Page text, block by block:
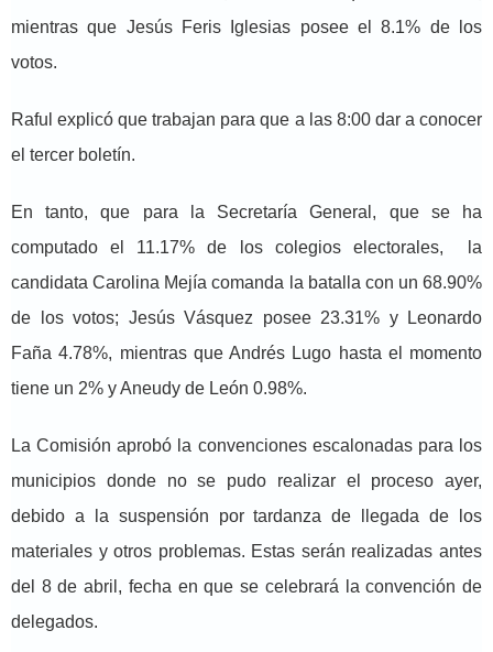
mientras que Jesús Feris Iglesias posee el 8.1% de los
votos.
Raful explicó que trabajan para que a las 8:00 dar a conocer
el tercer boletín.
En tanto, que para la Secretaría General, que se ha
computado el 11.17% de los colegios electorales, la
candidata Carolina Mejía comanda la batalla con un 68.90%
de los votos; Jesús Vásquez posee 23.31% y Leonardo
Faña 4.78%, mientras que Andrés Lugo hasta el momento
tiene un 2% y Aneudy de León 0.98%.
La Comisión aprobó la convenciones escalonadas para los
municipios donde no se pudo realizar el proceso ayer,
debido a la suspensión por tardanza de llegada de los
materiales y otros problemas. Estas serán realizadas antes
del 8 de abril, fecha en que se celebrará la convención de
delegados.